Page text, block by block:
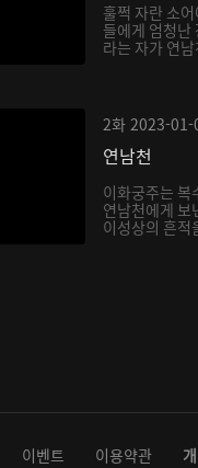
훌쩍 자란 소
들에게 엄청난
라는 자가 연
2화 2023-01-
연남천
이화궁주는 복
연남천에게 보
이성상의 흔적
이벤트 이용약관